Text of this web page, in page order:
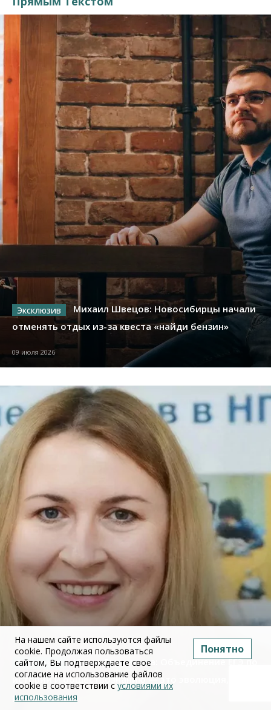
Михаил Швецов: Новосибирцы начали
отменять отдых из-за квеста «найди бензин»
09 июля 2026
Юлия Дружинина: Объединение ЕГЭ по
истории и обществознанию — это эволюция, а не
революция
На нашем сайте используются файлы
cookie. Продолжая пользоваться
сайтом, Вы подтверждаете свое
согласие на использование файлов
cookie в соответствии с условиями их
использования
Понятно